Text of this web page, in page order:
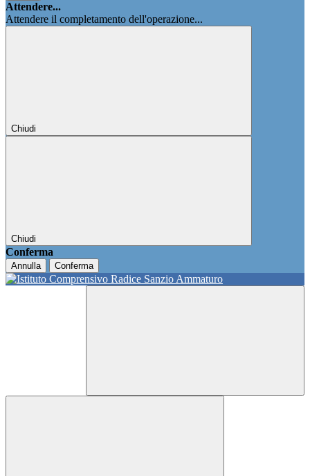
Attendere...
Attendere il completamento dell'operazione...
Chiudi
Chiudi
Conferma
Annulla Conferma